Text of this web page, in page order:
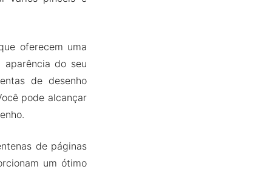
oferecem uma
do seu
de desenho
pode alcançar
de páginas
um ótimo